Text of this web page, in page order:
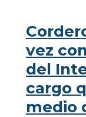
vez
del
cargo
medio